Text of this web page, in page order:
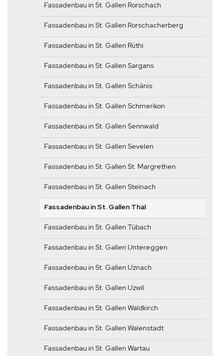
Fassadenbau in St. Gallen Rorschach
Fassadenbau in St. Gallen Rorschacherberg
Fassadenbau in St. Gallen Rüthi
Fassadenbau in St. Gallen Sargans
Fassadenbau in St. Gallen Schänis
Fassadenbau in St. Gallen Schmerikon
Fassadenbau in St. Gallen Sennwald
Fassadenbau in St. Gallen Sevelen
Fassadenbau in St. Gallen St. Margrethen
Fassadenbau in St. Gallen Steinach
Fassadenbau in St. Gallen Thal
Fassadenbau in St. Gallen Tübach
Fassadenbau in St. Gallen Untereggen
Fassadenbau in St. Gallen Uznach
Fassadenbau in St. Gallen Uzwil
Fassadenbau in St. Gallen Waldkirch
Fassadenbau in St. Gallen Walenstadt
Fassadenbau in St. Gallen Wartau